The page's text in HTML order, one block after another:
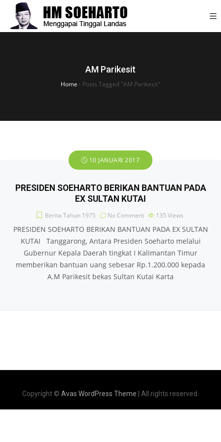
AM Parikesit
Home › Posts Tagged "AM Parikesit"
10 JANUARI 2017
PRESIDEN SOEHARTO BERIKAN BANTUAN PADA
EX SULTAN KUTAI
Berita Tahun 1975 No Comment 135 Views
PRESIDEN SOEHARTO BERIKAN BANTUAN PADA EX SULTAN
KUTAI Tanggarong, Antara Presiden Soeharto melalui
Gubernur Kepala Daerah tingkat I Kalimantan Timur
memberikan bantuan uang sebesar Rp.1.200.000 kepada
A.M Parikesit bekas Sultan Kutai Karta
Copyright © Avas WordPress Theme | All rights reserved.